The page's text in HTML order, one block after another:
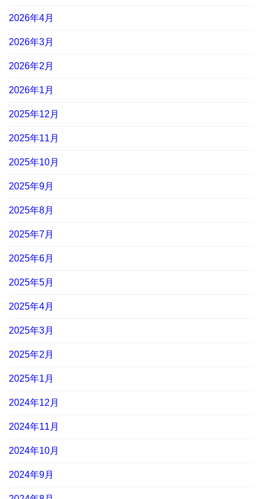
2026年4月
2026年3月
2026年2月
2026年1月
2025年12月
2025年11月
2025年10月
2025年9月
2025年8月
2025年7月
2025年6月
2025年5月
2025年4月
2025年3月
2025年2月
2025年1月
2024年12月
2024年11月
2024年10月
2024年9月